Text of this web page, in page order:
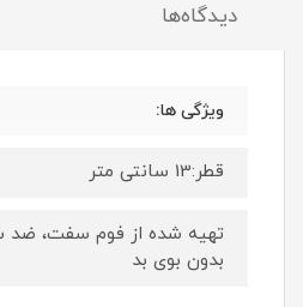
دیدگاه‌ها
ویژگی ها:
قطر:13 سانتی متر
تهیه شده از فوم سفت، ضد
بدون بوی بد